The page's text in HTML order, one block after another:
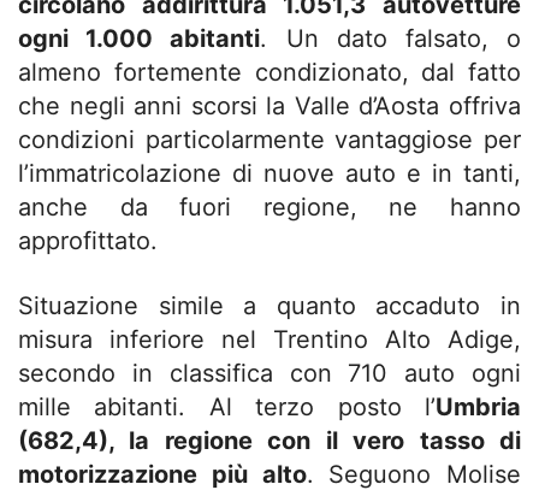
ogni 1.000 abitanti. Un dato falsato, o
almeno fortemente condizionato, dal fatto
che negli anni scorsi la Valle d’Aosta offriva
condizioni particolarmente vantaggiose per
l’immatricolazione di nuove auto e in tanti,
anche da fuori regione, ne hanno
approfittato.
Situazione simile a quanto accaduto in
misura inferiore nel Trentino Alto Adige,
secondo in classifica con 710 auto ogni
mille abitanti. Al terzo posto l’Umbria
(682,4), la regione con il vero tasso di
motorizzazione più alto. Seguono Molise